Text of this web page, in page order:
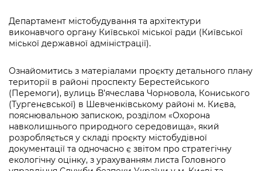
Департамент містобудування та архітектури
виконавчого органу Київської міської ради (Київської
міської державної адміністрації).
Ознайомитись з матеріалами проєкту детального плану
території в районі проспекту Берестейського
(Перемоги), вулиць В’ячеслава Чорновола, Кониського
(Тургенєвської) в Шевченківському районі м. Києва,
пояснювальною запискою, розділом «Охорона
навколишнього природного середовища», який
розробляється у складі проєкту містобудівної
документації та одночасно є звітом про стратегічну
екологічну оцінку, з урахуванням листа Головного